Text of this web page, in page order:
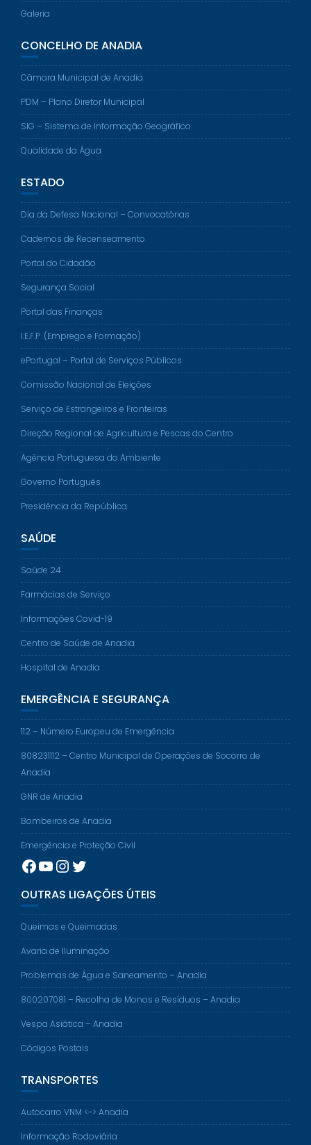
Galeria
CONCELHO DE ANADIA
Câmara Municipal de Anadia
PDM – Plano Diretor Municipal
SIG – Sistema de Informação Geográfico
Qualidade da Água
ESTADO
Dia da Defesa Nacional – Convocatórias
Cadernos de Recenseamento
Portal do Cidadão
Segurança Social
Portal das Finanças
I.E.F.P. (Emprego e Formação)
ePortugal – Portal de Serviços Públicos
Comissão Nacional de Eleições
Serviço de Estrangeiros e Fronteiras
Direção Regional de Agricultura e Pescas do Centro
Agência Portuguesa do Ambiente
Governo Português
Presidência da República
SAÚDE
Saúde 24
Farmácias de Serviço
Informações Covid-19
Centro de Saúde de Anadia
Hospital de Anadia
EMERGÊNCIA E SEGURANÇA
112 – Número Europeu de Emergência
808231112 – Centro Municipal de Operações de Socorro de
Anadia
GNR de Anadia
Bombeiros de Anadia
Emergência e Proteção Civil
Facebook
YouTube
Instagram
Twitter
OUTRAS LIGAÇÕES ÚTEIS
Queimas e Queimadas
Avaria de Iluminação
Problemas de Água e Saneamento – Anadia
800207081 – Recolha de Monos e Resíduos – Anadia
Vespa Asiática – Anadia
Códigos Postais
TRANSPORTES
Autocarro VNM <-> Anadia
Informação Rodoviária